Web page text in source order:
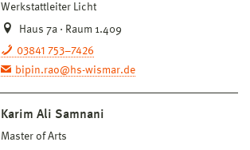
Werkstattleiter Licht
Haus 7a · Raum 1.409
03841 753–7426
bipin.rao@hs-wismar.de
Karim Ali Samnani
Master of Arts